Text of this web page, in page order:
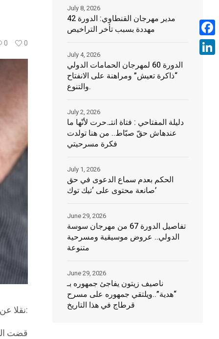
0 0
نقلا عن إذاعة موزاييك:
مدير مهرجان القنطاوي: الدورة 42
مهددة بسبب تأخر التراخيص
July 8, 2026
الدورة 60 لمهرجان الحمامات الدولي
“ذاكرة تعيش” ومراهنة على الانفتاح
والتنوع.
July 4, 2026
دليلة المفتاحي : فتاة انتـ.حرت لأنّها ما
عندهاش حقّ صبّاط.. من هنا تولدت
فكرة مسرحيتي
July 2, 2026
الحكم بعدم سماع الدعوى في حق
صانعة محتوى على ‘تيك توك’
July 1, 2026
تفاصيل الدورة 67 من مهرجان سوسة
الدولي.. عروض موسيقية ومسرحية
متنوعة
June 29, 2026
ناصيف زيتون يفاجئ جمهوره بـ
“هدية”..ويلتقي جمهوره على مسرح
قرطاج في هذا التاريخ
June 29, 2026